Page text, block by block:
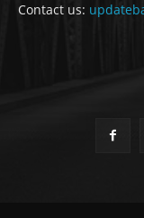
Contact us: